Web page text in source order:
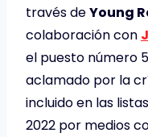
través deYoung
colaboración con
el puesto número
aclamado por la
incluido en las
2022 por medios